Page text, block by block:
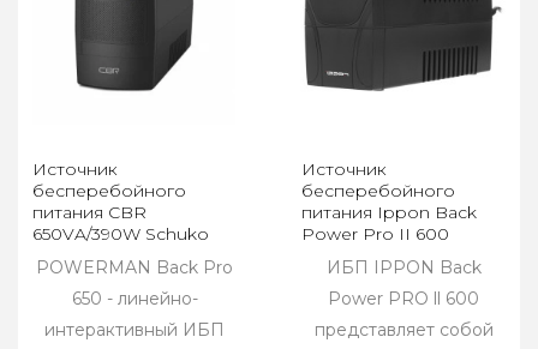
Источник
бесперебойного
питания CBR
650VA/390W Schuko
(UPS-TWP-101EJ-650)
POWERMAN Back Pro
650 - линейно-
интерактивный ИБП
Источник
бесперебойного
питания Ippon Back
Power Pro II 600
ИБП IPPON Back
Power PRO ll 600
представляет собой